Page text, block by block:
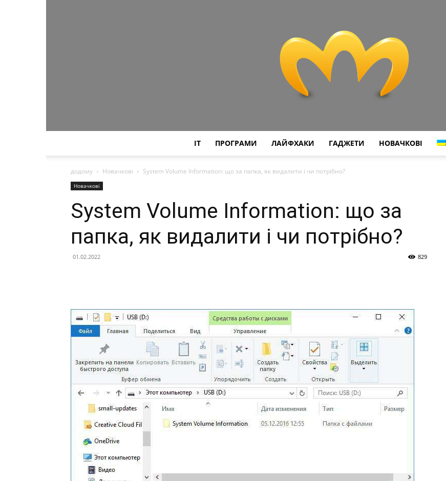
IT ПРОГРАМИ ЛАЙФХАКИ ГАДЖЕТИ НОВАЧКОВІ
додому Новачкові System Volume Information: що за папка, як видалити і чи потрібно?
Новачкові
System Volume Information: що за
папка, як видалити і чи потрібно?
01.02.2022 829